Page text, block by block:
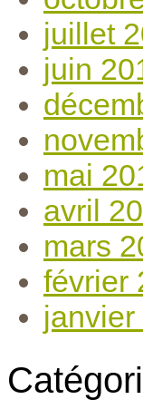
juillet
juin
mai
avril
mars
février
janvier